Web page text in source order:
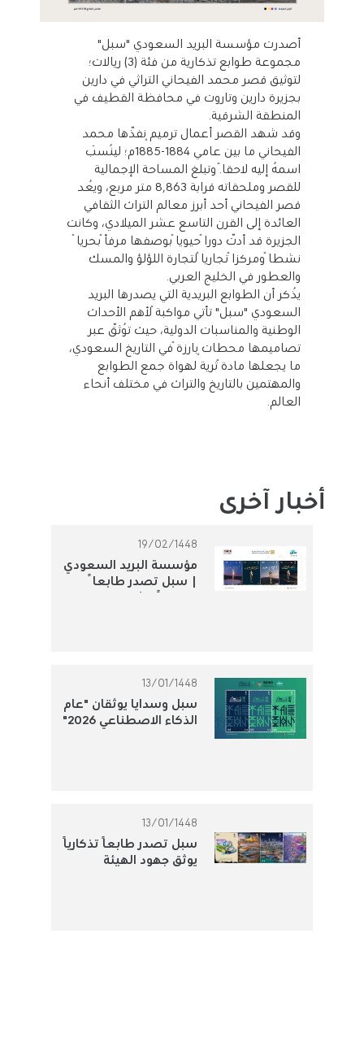
أصدرت مؤسسة البريد السعودي "سبل"
مجموعة طوابع تذكارية من فئة (3) ريالات؛
لتوثيق قصر محمد الفيحاني التراثي في دارين
بجزيرة دارين وتاروت في محافظة القطيف في
المنطقة الشرقية.
وقد شهد القصر أعمال ترميمٍ نفّذها محمد
الفيحاني ما بين عامي 1884-1885م؛ ليُنسَب
اسمُه إليه لاحقاً. وتبلغ المساحة الإجمالية
للقصر وملحقاته قرابة 8,863 متر مربع، ويُعد
قصر الفيحاني أحد أبرز معالم التراث الثقافي
العائدة إلى القرن التاسع عشر الميلادي، وكانت
الجزيرة قد أدّت دوراً حيوياً بوصفها مرفأً بحرياً
نشطاً ومركزاً تجارياً لتجارة اللؤلؤ والمسك
والعطور في الخليج العربي.
يُذكر أن الطوابع البريدية التي يصدرها البريد
السعودي "سبل" تأتي مواكبةً لأهم الأحداث
الوطنية والمناسبات الدولية، حيث تُوثّق عبر
تصاميمها محطاتٍ بارزةً في التاريخ السعودي،
ما يجعلها مادةً ثرية لهواة جمع الطوابع
والمهتمين بالتاريخ والتراث في مختلف أنحاء
العالم.
أخبار آخرى
19/02/1448
مؤسسة البريد السعودي
| سبل تصدر طابعاً
تذكارياً لتوثيق الجوائز
13/01/1448
سبل وسدايا يوثقان "عام
الذكاء الاصطناعي 2026"
13/01/1448
سبل تصدر طابعًا تذكاريًا
يوثق جهود الهيئة